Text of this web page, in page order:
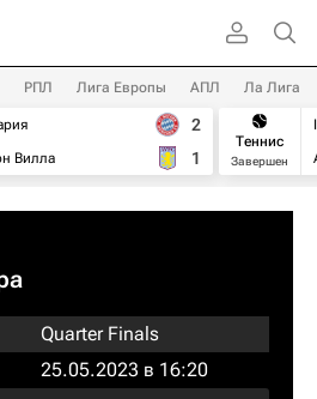
РПЛ Лига Европы АПЛ Ла Лига
Вилла
2
1
Теннис
Завершен
Quarter Finals
25.05.2023 в 16:20